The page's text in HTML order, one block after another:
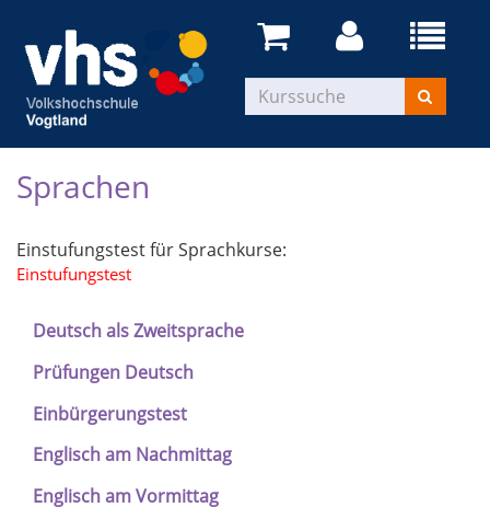
Sprachen
Einstufungstest für Sprachkurse:
Einstufungstest
Deutsch als Zweitsprache
Prüfungen Deutsch
Einbürgerungstest
Englisch am Nachmittag
Englisch am Vormittag